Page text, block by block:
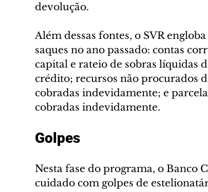
devolução.
Além dessas fontes, o SVR
saques no ano passado: contas
capital e rateio de sobras líquidas
crédito; recursos não procurados
cobradas indevidamente; e
cobradas indevidamente.
Golpes
Nesta fase do programa, o Banco
cuidado com golpes de